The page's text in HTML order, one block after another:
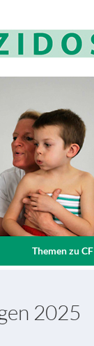
Themen zu CF
2025